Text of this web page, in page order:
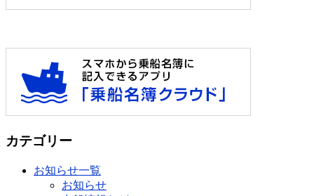
カテゴリー
お知らせ一覧
お知らせ